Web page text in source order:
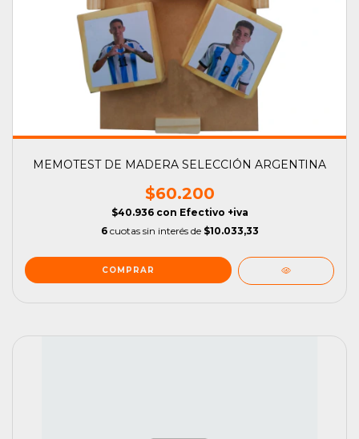
MEMOTEST DE MADERA SELECCIÓN ARGENTINA
$60.200
$40.936 con Efectivo +iva
6 cuotas sin interés de $10.033,33